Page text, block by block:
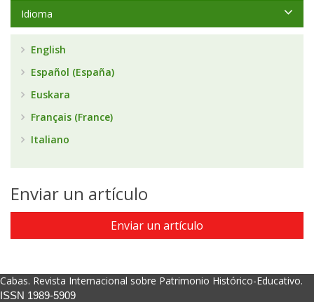
Idioma
English
Español (España)
Euskara
Français (France)
Italiano
Enviar un artículo
Enviar un artículo
Cabas. Revista Internacional sobre Patrimonio Histórico-Educativo.
ISSN 1989-5909